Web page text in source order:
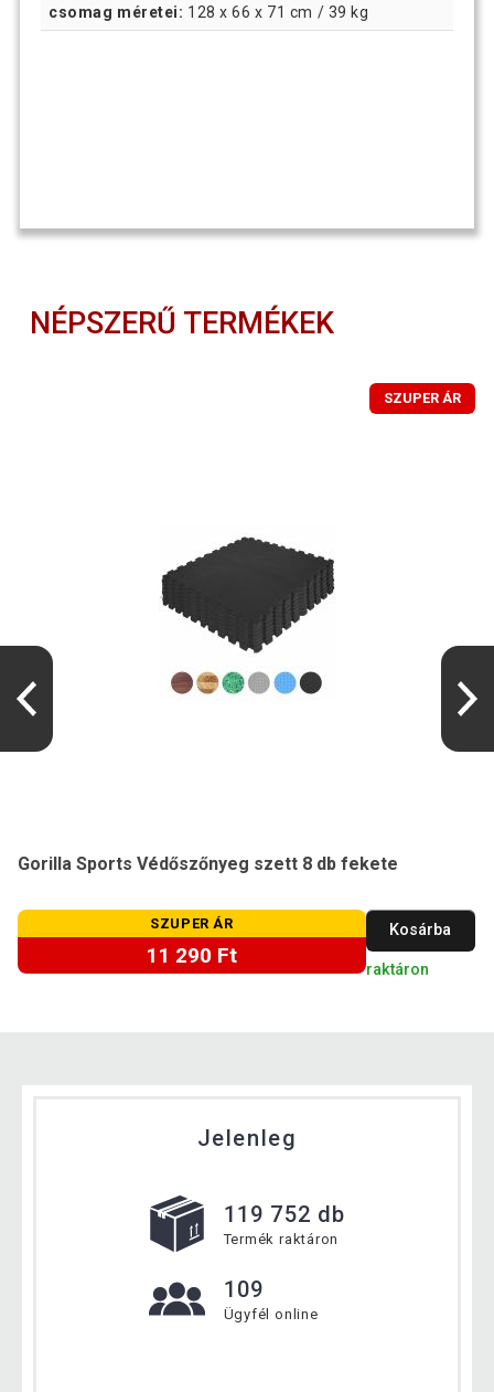
csomag méretei: 128 x 66 x 71 cm / 39 kg
NÉPSZERŰ TERMÉKEK
SZUPER ÁR
Gorilla Sports Védőszőnyeg szett 8 db fekete
SZUPER ÁR
11 290 Ft
Kosárba
raktáron
Jelenleg
119 752 db
Termék raktáron
109
Ügyfél online